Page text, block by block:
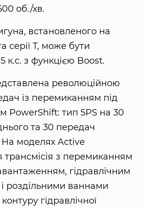
об./хв.
встановленого на
серії T, може бути
к.с. з функцією Boost.
революційною
із перемиканням під
PowerShift: тип 5PS на 30
та 30 передач
На моделях Active
трансмісія з перемиканням
гідравлічним
роздільними ваннами
гідравлічної